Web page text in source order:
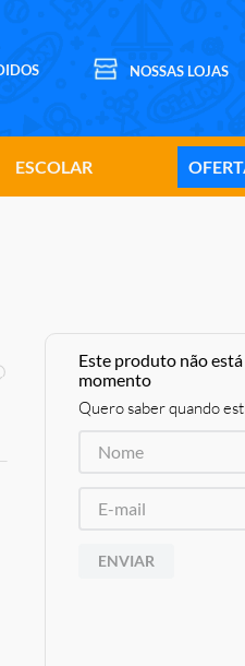
ESCOLAR
Este produto não
momento
Quero saber quando
ENVIAR